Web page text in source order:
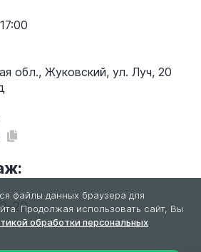
обл., Жуковский, ул. Луч, 20
22
файлы данных браузера для
Продолжая использовать сайт, Вы
обработки персональных